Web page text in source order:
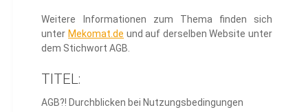
Weitere Informationen zum Thema finden sich
unter Mekomat.de und auf derselben Website unter
dem Stichwort AGB.
TITEL:
AGB?! Durchblicken bei Nutzungsbedingungen